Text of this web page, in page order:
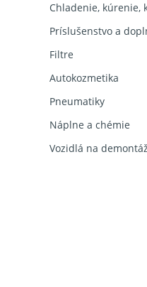
Chladenie, kúrenie,
Príslušenstvo a
Filtre
Autokozmetika
Pneumatiky
Náplne a chémie
Vozidlá na demontáž